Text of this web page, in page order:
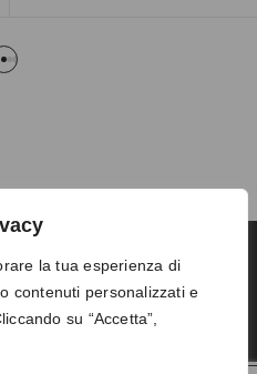
la tua esperienza di
contenuti personalizzati e
su “Accetta”,
-Privacy-Reso